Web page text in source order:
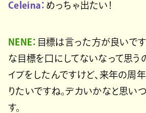
Celeina： めっちゃ出たい！
NENE： 目標は言った方が良いで
な目標を口にしてないなって思う
イブをしたんですけど、来年の周
りたいですね。デカいかなと思い
す。